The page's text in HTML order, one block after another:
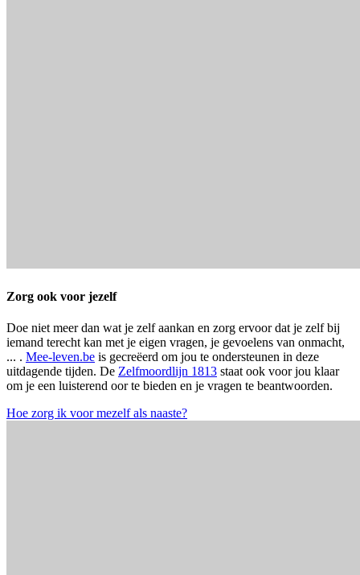
Zorg ook voor jezelf
Doe niet meer dan wat je zelf aankan en zorg ervoor dat je zelf bij
iemand terecht kan met je eigen vragen, je gevoelens van onmacht,
... . Mee-leven.be is gecreëerd om jou te ondersteunen in deze
uitdagende tijden. De Zelfmoordlijn 1813 staat ook voor jou klaar
om je een luisterend oor te bieden en je vragen te beantwoorden.
Hoe zorg ik voor mezelf als naaste?